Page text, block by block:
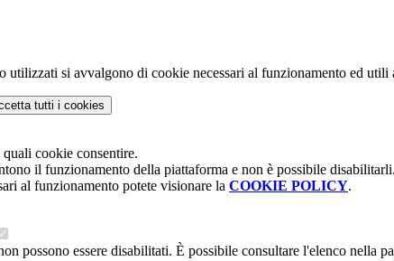
utilizzati si avvalgono di cookie necessari al funzionamento ed
tutti i cookies
quali cookie consentire.
il funzionamento della piattaforma e non è possibile disabilitarli.
al funzionamento potete visionare la COOKIE POLICY.
possono essere disabilitati. È possibile consultare l'elenco nella